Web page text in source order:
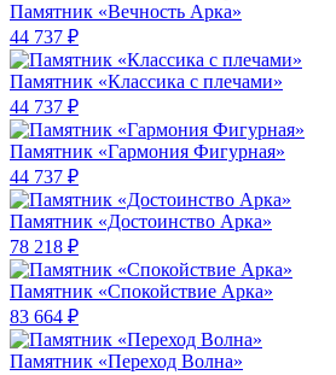
Памятник «Вечность Арка»
44 737 ₽
Памятник «Классика c плечами»
44 737 ₽
Памятник «Гармония Фигурная»
44 737 ₽
Памятник «Достоинство Арка»
78 218 ₽
Памятник «Спокойствие Арка»
83 664 ₽
Памятник «Переход Волна»